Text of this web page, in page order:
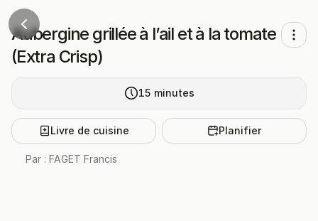
Aubergine grillée à l’ail et à la tomate
(Extra Crisp)
15 minutes
Livre de cuisine Planifier
Par : FAGET Francis